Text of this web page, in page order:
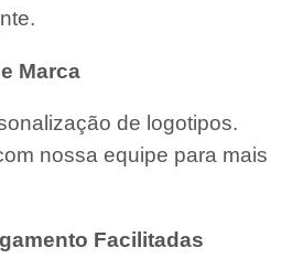
Marca
de logotipos.
nossa equipe para mais
Facilitadas